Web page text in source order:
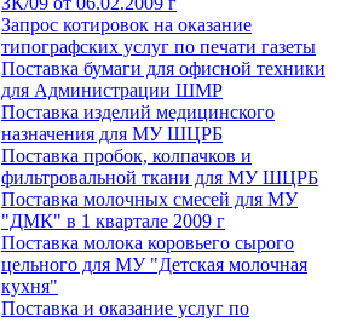
Запрос котировок на оказание
типографских услуг по печати газеты
Поставка бумаги для офисной техники
для Администрации ШМР
Поставка изделий медицинского
назначения для МУ ШЦРБ
Поставка пробок, колпачков и
фильтровальной ткани для МУ ШЦРБ
Поставка молочных смесей для МУ
"ДМК" в 1 квартале 2009 г
Поставка молока коровьего сырого
цельного для МУ "Детская молочная
кухня"
Поставка и оказание услуг по